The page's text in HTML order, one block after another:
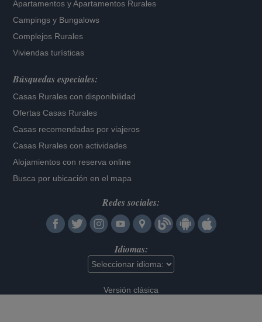
Apartamentos yApartamentos Rurales
Campings y Bungalows
Complejos Rurales
Viviendas turísticas
Búsquedas especiales:
Casas Rurales con disponibilidad
Ofertas Casas Rurales
Casas recomendadas por viajeros
Casas Rurales con actividades
Alojamientos con reserva online
Busca por ubicación en el mapa
Redes sociales:
Idiomas:
Versión clásica